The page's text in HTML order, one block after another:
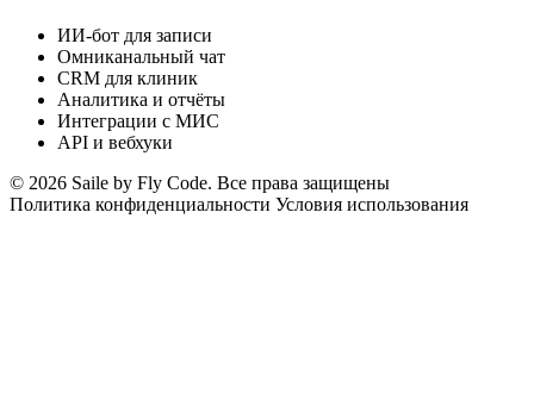
ИИ-бот для записи
Омниканальный чат
CRM для клиник
Аналитика и отчёты
Интеграции с МИС
API и вебхуки
© 2026 Saile by Fly Code. Все права защищены
Политика конфиденциальности Условия использования